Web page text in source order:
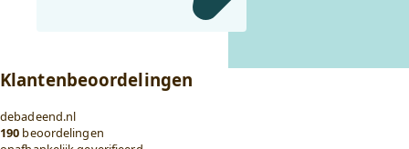
Klantenbeoordelingen
debadeend.nl
190 beoordelingen